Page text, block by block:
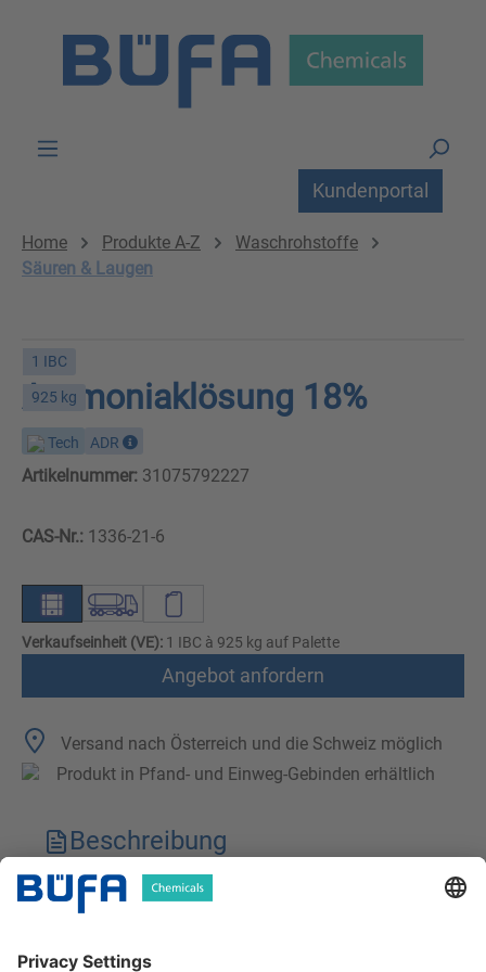
Kundenportal
Home Produkte A-Z
Waschrohstoffe
Säuren & Laugen
1 IBC
925 kg
Ammoniaklösung 18%
Tech ADR
Artikelnummer: 31075792227
CAS-Nr.: 1336-21-6
Verkaufseinheit (VE): 1 IBC à 925 kg auf Palette
Angebot anfordern
Versand nach Österreich und die Schweiz möglich
Produkt in Pfand- und Einweg-Gebinden erhältlich
Beschreibung
Technische Merkmale